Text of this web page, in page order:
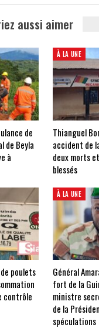
aussi aimer
de
de Beyla
à
À LA UNE
Thianguel
accident de
deux morts
blessés
poulets
contrôle
À LA UNE
Général
fort de la
ministre
de la
spéculations